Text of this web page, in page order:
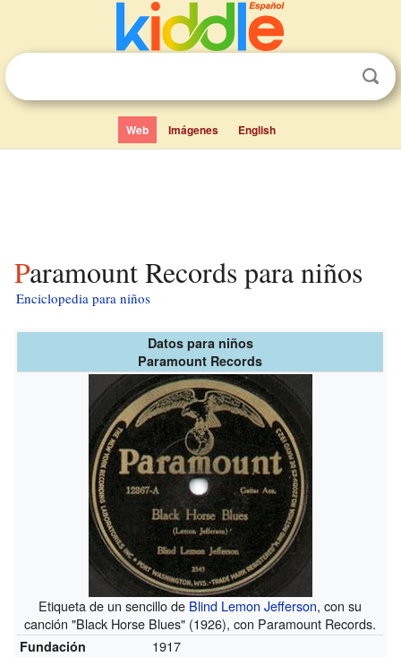
Web Imágenes English
Paramount Records para niños
Enciclopedia para niños
Datos para niños
Paramount Records
Etiqueta de un sencillo de Blind Lemon Jefferson, con su
canción "Black Horse Blues" (1926), con Paramount Records.
Fundación 1917